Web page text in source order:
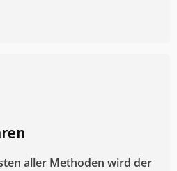
aller Methoden wird der